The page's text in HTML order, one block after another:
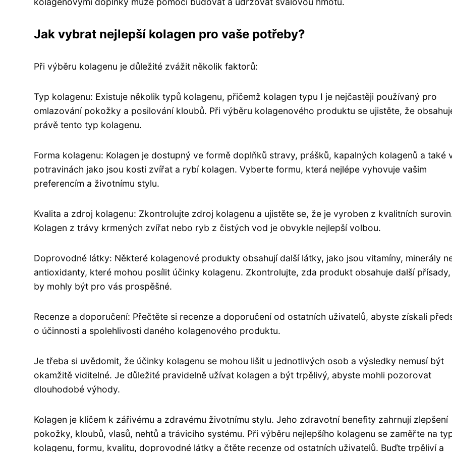
Jak vybrat nejlepší kolagen pro vaše potřeby?
Při výběru kolagenu je důležité zvážit několik faktorů:
Typ kolagenu: Existuje několik typů kolagenu, přičemž kolagen typu I je nejčastěji používaný pro
omlazování pokožky a posilování kloubů. Při výběru kolagenového produktu se ujistěte, že
právě tento typ kolagenu.
Forma kolagenu: Kolagen je dostupný ve formě doplňků stravy, prášků, kapalných kolagenů a také
potravinách jako jsou kosti zvířat a rybí kolagen. Vyberte formu, která nejlépe vyhovuje vašim
preferencím a životnímu stylu.
Kvalita a zdroj kolagenu: Zkontrolujte zdroj kolagenu a ujistěte se, že je vyroben z kvalitních
Kolagen z trávy krmených zvířat nebo ryb z čistých vod je obvykle nejlepší volbou.
Doprovodné látky: Některé kolagenové produkty obsahují další látky, jako jsou vitamíny, minerály
antioxidanty, které mohou posílit účinky kolagenu. Zkontrolujte, zda produkt obsahuje další
by mohly být pro vás prospěšné.
Recenze a doporučení: Přečtěte si recenze a doporučení od ostatních uživatelů, abyste získali
o účinnosti a spolehlivosti daného kolagenového produktu.
Je třeba si uvědomit, že účinky kolagenu se mohou lišit u jednotlivých osob a výsledky nemusí být
okamžitě viditelné. Je důležité pravidelně užívat kolagen a být trpělivý, abyste mohli pozorovat
dlouhodobé výhody.
Kolagen je klíčem k zářivému a zdravému životnímu stylu. Jeho zdravotní benefity zahrnují zlepšení
pokožky, kloubů, vlasů, nehtů a trávicího systému. Při výběru nejlepšího kolagenu se zaměřte na
kolagenu, formu, kvalitu, doprovodné látky a čtěte recenze od ostatních uživatelů. Buďte trpěliví a